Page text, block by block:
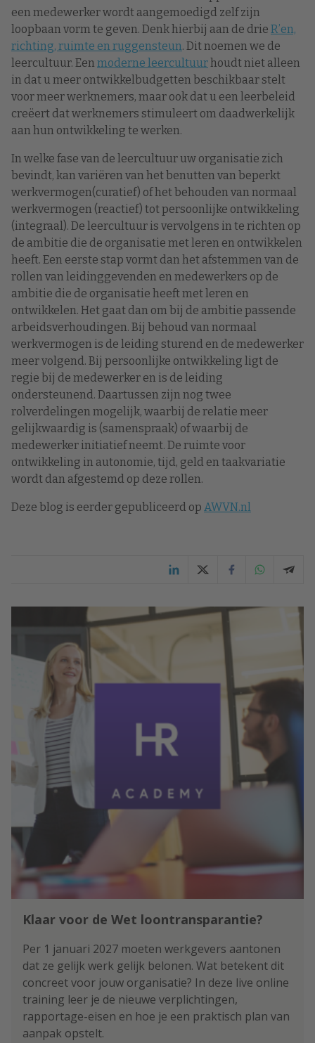
een medewerker wordt aangemoedigd zelf zijn
loopbaan vorm te geven. Denk hierbij aan de drie R’en,
richting, ruimte en ruggensteun. Dit noemen we de
leercultuur. Een moderne leercultuurhoudt niet alleen
in dat u meer ontwikkelbudgetten beschikbaar stelt
voor meer werknemers, maar ook dat u een leerbeleid
creëert dat werknemers stimuleert om daadwerkelijk
aan hun ontwikkeling te werken.
In welke fase van de leercultuur uw organisatie zich
bevindt, kan variëren van het benutten van beperkt
werkvermogen(curatief) of het behouden van normaal
werkvermogen (reactief) tot persoonlijke ontwikkeling
(integraal). De leercultuur is vervolgens in te richten op
de ambitie die de organisatie met leren en ontwikkelen
heeft. Een eerste stap vormt dan het afstemmen van de
rollen van leidinggevenden en medewerkers op de
ambitie die de organisatie heeft met leren en
ontwikkelen. Het gaat dan om bij de ambitie passende
arbeidsverhoudingen. Bij behoud van normaal
werkvermogen is de leiding sturend en de medewerker
meer volgend. Bij persoonlijke ontwikkeling ligt de
regie bij de medewerker en is de leiding
ondersteunend. Daartussen zijn nog twee
rolverdelingen mogelijk, waarbij de relatie meer
gelijkwaardig is (samenspraak) of waarbij de
medewerker initiatief neemt. De ruimte voor
ontwikkeling in autonomie, tijd, geld en taakvariatie
wordt dan afgestemd op deze rollen.
Deze blog is eerder gepubliceerd op AWVN.nl
Klaar voor de Wet loontransparantie?
Per 1 januari 2027 moeten werkgevers aantonen
dat ze gelijk werk gelijk belonen. Wat betekent dit
concreet voor jouw organisatie? In deze live online
training leer je de nieuwe verplichtingen,
rapportage-eisen en hoe je een praktisch plan van
aanpak opstelt.